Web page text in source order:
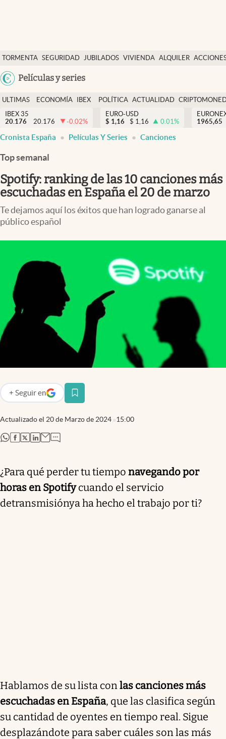
TORMENTA SEGURIDAD JUBILADOS VIVIENDA ALQUILER
USA
Películas y series
Economía y finanzas
Política
Actualidad
Criptomonedas
España
ULTIMAS
NOTICIAS
ECONOMÍA
FINANZAS
IBEX
EURO
POLÍTICA ACTUALIDAD
IBEX 35
20.176
20.176 -0.02%
EURO-USD
$ 1,16 $ 1,16 0.01%
1965,65
Cronista España Películas Y Series Canciones
Top semanal
Spotify: ranking de las 10 canciones más
escuchadas en España el 20 de marzo
Te dejamos aquí los éxitos que han logrado ganarse al
público español
Actualizado el 20 de Marzo de 2024 15:00
+ Seguir en
abre en nueva pestaña
abre en nueva pestaña
abre en nueva pestaña
abre en nueva pestaña
abre en nueva pestaña
¿Para qué perder tu tiempo navegando por
horas en Spotifycuando el servicio
detransmisiónya ha hecho el trabajo por ti?
Hablamos de su lista conlas canciones más
escuchadas en España, que las clasifica según
su cantidad de oyentes en tiempo real. Sigue
desplazándote para saber cuáles son las más